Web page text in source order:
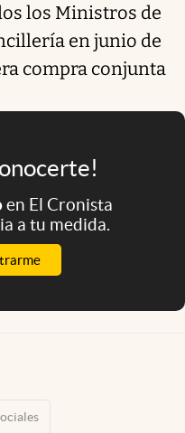
los Ministros de
en junio de
compra conjunta
en El Cronista
a tu medida.